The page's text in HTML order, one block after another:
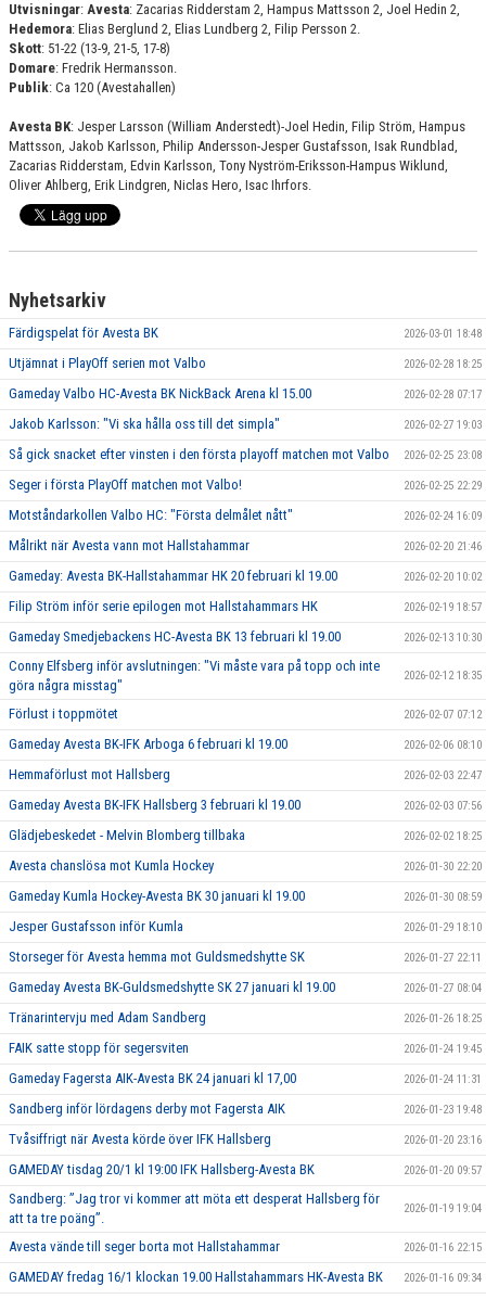
Utvisningar: Avesta: Zacarias Ridderstam 2, Hampus Mattsson 2, Joel Hedin 2,
Hedemora: Elias Berglund 2, Elias Lundberg 2, Filip Persson 2.
Skott: 51-22 (13-9, 21-5, 17-8)
Domare: Fredrik Hermansson.
Publik: Ca 120 (Avestahallen)
Avesta BK: Jesper Larsson (William Anderstedt)-Joel Hedin, Filip Ström, Hampus
Mattsson, Jakob Karlsson, Philip Andersson-Jesper Gustafsson, Isak Rundblad,
Zacarias Ridderstam, Edvin Karlsson, Tony Nyström-Eriksson-Hampus Wiklund,
Oliver Ahlberg, Erik Lindgren, Niclas Hero, Isac Ihrfors.
Nyhetsarkiv
Färdigspelat för Avesta BK 2026-03-01 18:48
Utjämnat i PlayOff serien mot Valbo 2026-02-28 18:25
Gameday Valbo HC-Avesta BK NickBack Arena kl 15.00 2026-02-28 07:17
Jakob Karlsson: "Vi ska hålla oss till det simpla" 2026-02-27 19:03
Så gick snacket efter vinsten i den första playoff matchen mot Valbo 2026-02-25 23:08
Seger i första PlayOff matchen mot Valbo! 2026-02-25 22:29
Motståndarkollen Valbo HC: "Första delmålet nått" 2026-02-24 16:09
Målrikt när Avesta vann mot Hallstahammar 2026-02-20 21:46
Gameday: Avesta BK-Hallstahammar HK 20 februari kl 19.00 2026-02-20 10:02
Filip Ström inför serie epilogen mot Hallstahammars HK 2026-02-19 18:57
Gameday Smedjebackens HC-Avesta BK 13 februari kl 19.00 2026-02-13 10:30
Conny Elfsberg inför avslutningen: "Vi måste vara på topp och inte
göra några misstag"
2026-02-12 18:35
Förlust i toppmötet 2026-02-07 07:12
Gameday Avesta BK-IFK Arboga 6 februari kl 19.00 2026-02-06 08:10
Hemmaförlust mot Hallsberg 2026-02-03 22:47
Gameday Avesta BK-IFK Hallsberg 3 februari kl 19.00 2026-02-03 07:56
Glädjebeskedet - Melvin Blomberg tillbaka 2026-02-02 18:25
Avesta chanslösa mot Kumla Hockey 2026-01-30 22:20
Gameday Kumla Hockey-Avesta BK 30 januari kl 19.00 2026-01-30 08:59
Jesper Gustafsson inför Kumla 2026-01-29 18:10
Storseger för Avesta hemma mot Guldsmedshytte SK 2026-01-27 22:11
Gameday Avesta BK-Guldsmedshytte SK 27 januari kl 19.00 2026-01-27 08:04
Tränarintervju med Adam Sandberg 2026-01-26 18:25
FAIK satte stopp för segersviten 2026-01-24 19:45
Gameday Fagersta AIK-Avesta BK 24 januari kl 17,00 2026-01-24 11:31
Sandberg inför lördagens derby mot Fagersta AIK 2026-01-23 19:48
Tvåsiffrigt när Avesta körde över IFK Hallsberg 2026-01-20 23:16
GAMEDAY tisdag 20/1 kl 19:00 IFK Hallsberg-Avesta BK 2026-01-20 09:57
Sandberg: ”Jag tror vi kommer att möta ett desperat Hallsberg för
att ta tre poäng”.
2026-01-19 19:04
Avesta vände till seger borta mot Hallstahammar 2026-01-16 22:15
GAMEDAY fredag 16/1 klockan 19.00 Hallstahammars HK-Avesta BK 2026-01-16 09:34